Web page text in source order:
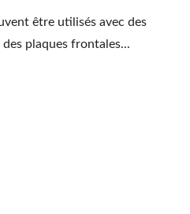
être utilisés avec des
des plaques frontales...